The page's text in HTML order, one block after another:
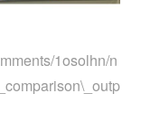
1osolhn/n